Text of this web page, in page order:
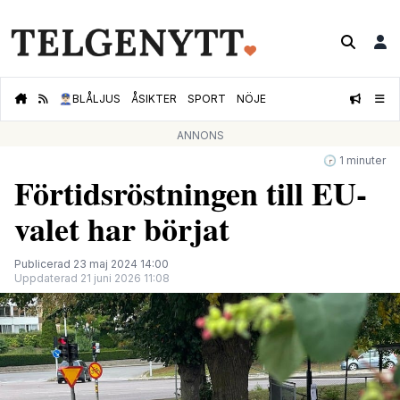
👮🏻‍♂️BLÅLJUS ÅSIKTER SPORT NÖJE
ANNONS
🕝 1 minuter
Förtidsröstningen till EU-
valet har börjat
Publicerad 23 maj 2024 14:00
Uppdaterad 21 juni 2026 11:08